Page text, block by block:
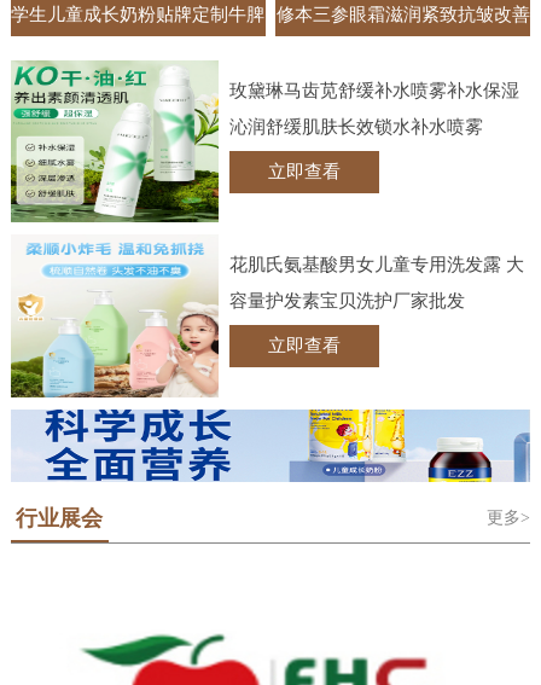
学生儿童成长奶粉贴牌定制牛脾
肽钙铁锌调制乳粉高钙牛奶粉
修本三参眼霜滋润紧致抗皱改善
发
玫黛琳马齿苋舒缓补水喷雾补水保湿
沁润舒缓肌肤长效锁水补水喷雾
立即查看
花肌氏氨基酸男女儿童专用洗发露 大
容量护发素宝贝洗护厂家批发
立即查看
行业展会 更多>